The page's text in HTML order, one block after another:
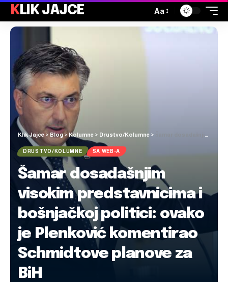
KLIK JAJCE Aa
Klik Jajce > Blog>Kolumne > Drustvo/Kolumne >
DRUSTVO/KOLUMNE SA WEB-A
Šamar dosadašnjim
visokim predstavnicima i
bošnjačkoj politici: ovako
je Plenković komentirao
Schmidtove planove za
BiH